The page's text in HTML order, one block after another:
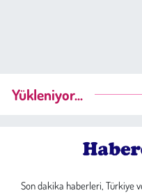
Yükleniyor...
Son dakika haberleri, Türkiye